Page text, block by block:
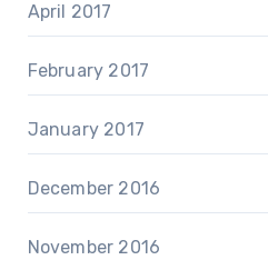
April 2017
February 2017
January 2017
December 2016
November 2016